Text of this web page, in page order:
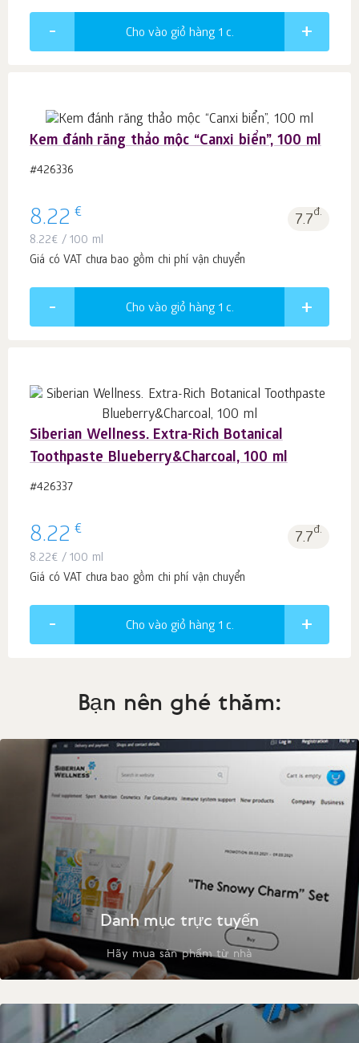
Cho vào giỏ hàng 1 c.
Kem đánh răng thảo mộc “Canxi biển”, 100 ml
#426336
8.22 € 7.7đ.
8.22€ / 100 ml
Giá có VAT chưa bao gồm chi phí vận chuyển
Cho vào giỏ hàng 1 c.
Siberian Wellness. Extra-Rich Botanical
Toothpaste Blueberry&Charcoal, 100 ml
#426337
8.22 € 7.7đ.
8.22€ / 100 ml
Giá có VAT chưa bao gồm chi phí vận chuyển
Cho vào giỏ hàng 1 c.
Bạn nên ghé thăm:
Danh mục trực tuyến
Hãy mua sản phẩm từ nhà